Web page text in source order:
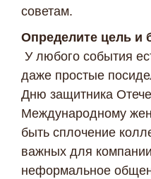
советам.
Определите цель и
У любого события
даже простые
Дню защитника
Международному
быть сплочение
важных для
неформальное